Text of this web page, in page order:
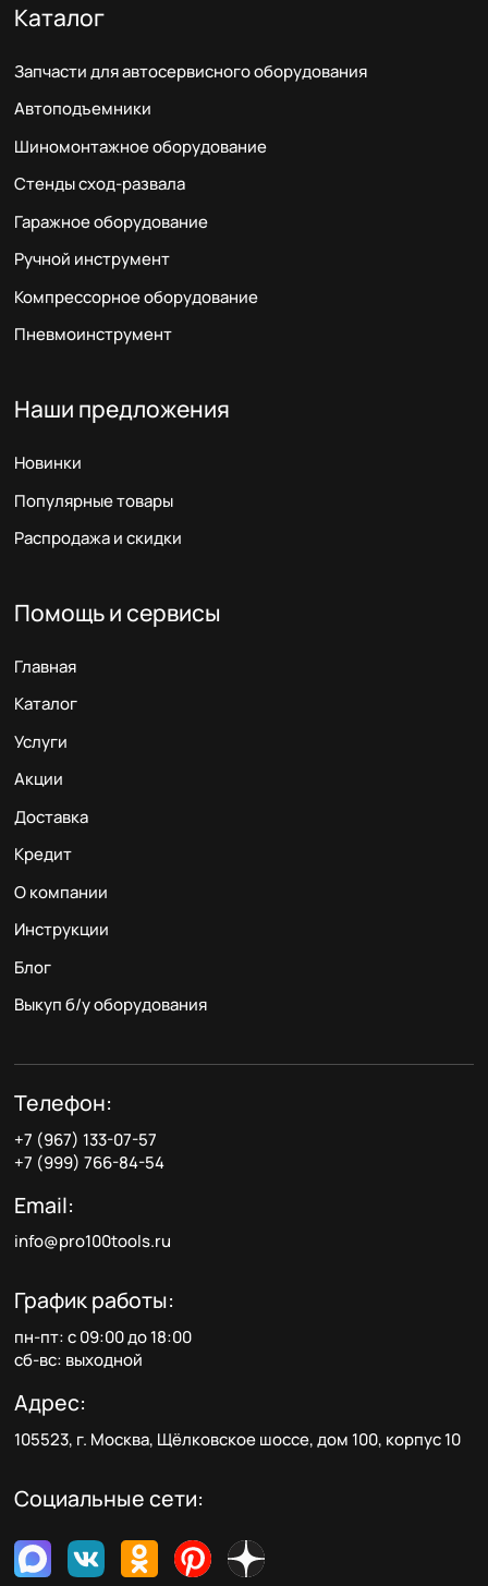
Каталог
Запчасти для автосервисного оборудования
Автоподъемники
Шиномонтажное оборудование
Стенды сход-развала
Гаражное оборудование
Ручной инструмент
Компрессорное оборудование
Пневмоинструмент
Наши предложения
Новинки
Популярные товары
Распродажа и скидки
Помощь и сервисы
Главная
Каталог
Услуги
Акции
Доставка
Кредит
О компании
Инструкции
Блог
Выкуп б/у оборудования
Телефон:
+7 (967) 133-07-57
+7 (999) 766-84-54
Email:
info@pro100tools.ru
График работы:
пн-пт: с 09:00 до 18:00
сб-вс: выходной
Адрес:
105523, г. Москва, Щёлковское шоссе, дом 100, корпус 10
Социальные сети: